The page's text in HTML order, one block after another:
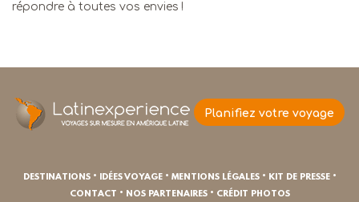
répondre à toutes vos envies !
Planifiez votre voyage
DESTINATIONS • IDÉES VOYAGE • MENTIONS LÉGALES • KIT DE PRESSE •
CONTACT • NOS PARTENAIRES • CRÉDIT PHOTOS